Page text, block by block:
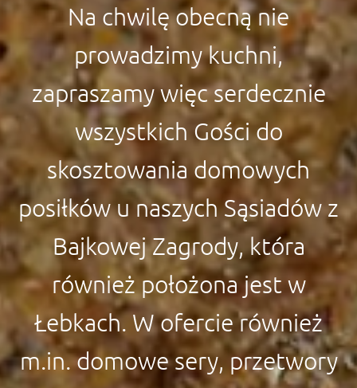
Na chwilę obecną nie
prowadzimy kuchni,
zapraszamy więc serdecznie
wszystkich Gości do
skosztowania domowych
posiłków u naszych Sąsiadów z
Bajkowej Zagrody, która
również położona jest w
Łebkach. W ofercie również
m.in. domowe sery, przetwory